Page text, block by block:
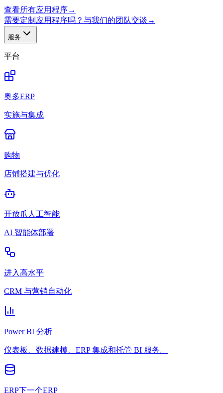
查看所有应用程序→
需要定制应用程序吗？与我们的团队交谈 →
服务
平台
奥多ERP
实施与集成
购物
店铺搭建与优化
开放爪人工智能
AI 智能体部署
进入高水平
CRM 与营销自动化
Power BI 分析
仪表板、数据建模、ERP 集成和托管 BI 服务。
ERP下一个ERP